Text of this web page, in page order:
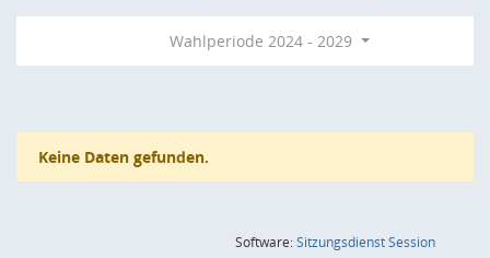
Wahlperiode 2024 - 2029
Keine Daten gefunden.
Software:SitzungsdienstSession(Wird in